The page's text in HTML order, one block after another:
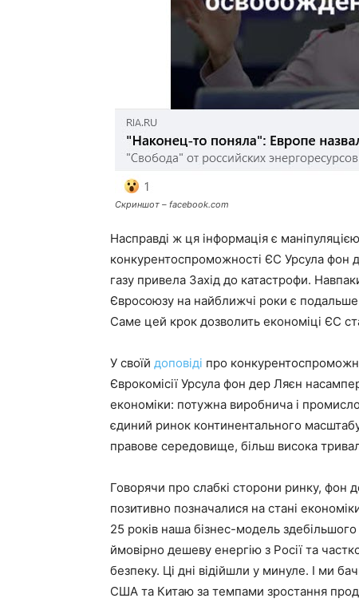
Скриншот – facebook.com
Насправді ж ця інформація є
конкурентоспроможності ЄС Урсула фон
газу привела Захід до катастрофи.
Євросоюзу на найближчі роки є подальше
Саме цей крок дозволить економіці ЄС
У своїй доповіді про
Єврокомісії Урсула фон дер Ляєн
економіки: потужна виробнича і
єдиний ринок континентального
правове середовище, більш висока
Говорячи про слабкі сторони ринку, фон
позитивно позначалися на стані
25 років наша бізнес-модель
ймовірно дешеву енергію з Росії та
безпеку. Ці дні відійшли у минуле. І ми
США та Китаю за темпами зростання